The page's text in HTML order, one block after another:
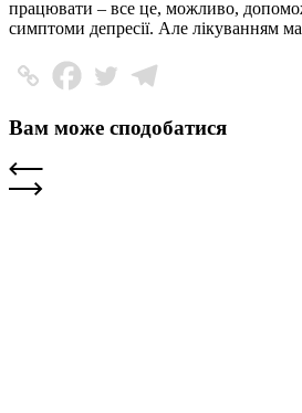
працювати – все це, можливо,
симптоми депресії. Але лікуванням
Вам може сподобатися